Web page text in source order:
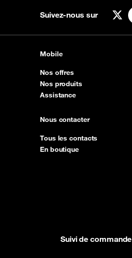
Suivez-nous sur X
Mobile
Nos offres
Nos produits
Assistance
Nous contacter
Tous les contacts
En boutique
Suivi de commande